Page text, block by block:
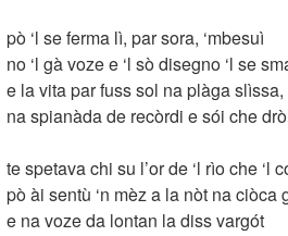
pò ‘l se ferma lì, par sora, ‘mbesuì
no ‘l gà voze e ‘l sò disegno ‘l se
e la vita par fuss sol na plàga slìssa,
na spianàda de recòrdi e sói che
te spetava chi su l’or de ‘l rìo che ‘l
pò ài sentù ‘n mèz a la nòt na ciòca
e na voze da lontan la diss vargót